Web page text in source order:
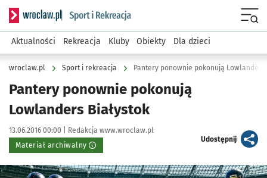
Serwis informacyjny wroclaw.pl podserwis: Sport i rekreacja
Aktualności Rekreacja Kluby Obiekty Dla dzieci
wroclaw.pl Sport i rekreacja Pantery ponownie pokonują Lowlanders
Pantery ponownie pokonują
Lowlanders Białystok
Data publikacji:
13.06.2016 00:00 | Autor:
Redakcja www.wroclaw.pl
Materiał archiwalny
Udostępnijartykuł
Kliknij, aby powiększyć